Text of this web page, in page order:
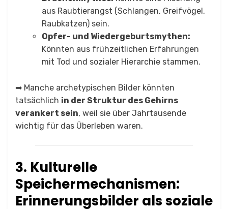
aus Raubtierangst (Schlangen, Greifvögel,
Raubkatzen) sein.
Opfer- und Wiedergeburtsmythen:
Könnten aus frühzeitlichen Erfahrungen
mit Tod und sozialer Hierarchie stammen.
➡ Manche archetypischen Bilder könnten
tatsächlich in der Struktur des Gehirns
verankert sein, weil sie über Jahrtausende
wichtig für das Überleben waren.
3. Kulturelle
Speichermechanismen:
Erinnerungsbilder als soziale